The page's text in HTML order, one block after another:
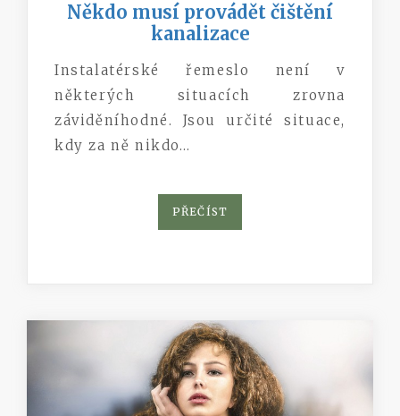
Někdo musí provádět čištění
kanalizace
Instalatérské řemeslo není v
některých situacích zrovna
záviděníhodné. Jsou určité situace,
kdy za ně nikdo…
PŘEČÍST